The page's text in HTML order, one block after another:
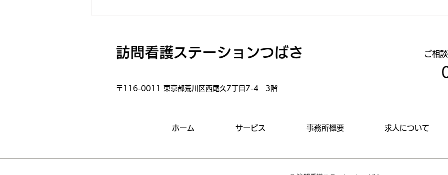
にご
訪問看護ステーションつばさ ご相
〒116-0011 東京都荒川区西尾久7丁目7-4 3階
ホーム サービス 事務所概要 求人について